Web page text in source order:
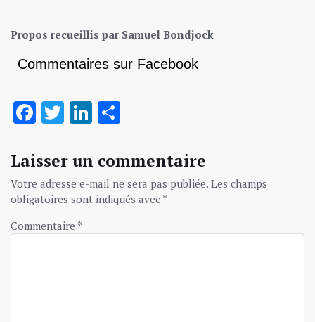
Propos recueillis par Samuel Bondjock
Commentaires sur Facebook
Facebook
TwitterLinkedIn
Laisser un commentaire
Votre adresse e-mail ne sera pas publiée. Les champs
obligatoires sont indiqués avec *
Commentaire *